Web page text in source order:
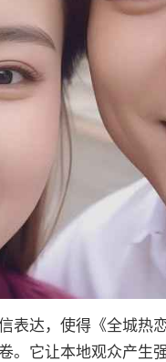
表达，使得《全城热
。它让本地观众产生